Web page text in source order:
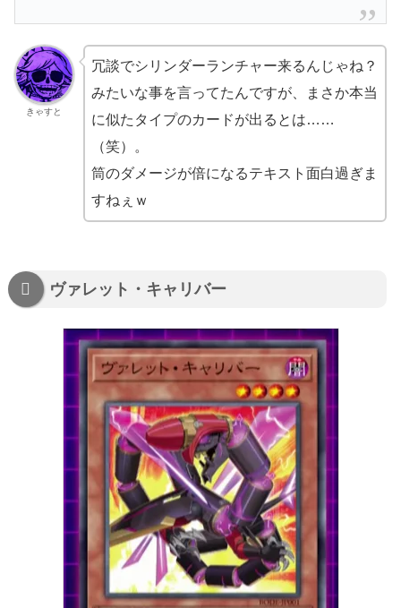
きゃすと
冗談でシリンダーランチャー来るんじゃね？
みたいな事を言ってたんですが、まさか本当
に似たタイプのカードが出るとは……
（笑）。
筒のダメージが倍になるテキスト面白過ぎま
すねぇｗ
ヴァレット・キャリバー